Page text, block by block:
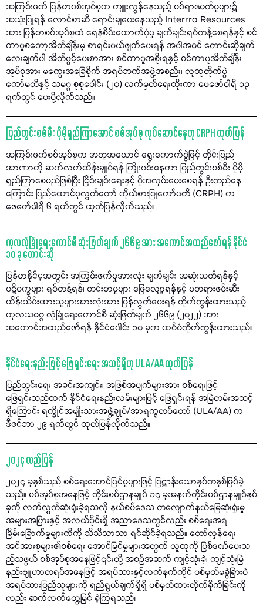
အကြမ်းဖက် မြန်မာစစ်အုပ်စုက ကျူးလွန်နေသည့် စစ်ရာဇဝတ်မှုများ၌
အသုံးပြုရန် လောင်စာဆီ ရောင်းချပေးနေသည့် Interrra Resources
အား မြန်မာစစ်အုပ်စုထံ ရေနံစိမ်းထောက်ပံ့မှု ချက်ချင်းရပ်တန့်စေရန်နှင့် စင်
ကာပူစတော့အိတ်ချိန်းမှ စာရင်းပယ်ဖျက်ပေးရန် အပါအဝင် တောင်းဆိုချက်
လေးချက်ပါ အိတ်ဖွင့်ပေးစာအား စင်ကာပူအစိုးရနှင့် စင်ကာပူအိတ်ချိန်း
အုပ်စုအား မကွေးအခြေစိုက် အရပ်ဘက်အဖွဲ့အစည်း၊ လူထုတိုက်ပွဲ
ကော်မတီနှင့် သမဂ္ဂ စုစုပေါင်း (၂၀) လက်မှတ်ရေးထိုးကာ ဖေဖော်ဝါရီ ၁၃
ရက်တွင် ပေးပို့လိုက်သည်။
ပြည်တွင်းစစ်မီး ပိုမိုရှည်ကြာအောင် စစ်အုပ်စု လုပ်ဆောင်နေဟု CRPH ထုတ်ပြန်
အကြမ်းဖက်စစ်အုပ်စုက အတုအယောင် ရွေးကောက်ပွဲဖြင့် တိုင်းပြည်
အာဏာကို ဆက်လက်ထိန်းချုပ်ရန် ကြိုးပမ်းနေကာ ပြည်တွင်းစစ်မီး ပိုမို
ရှည်ကြာစေမည်ဖြစ်ပြီး ငြိမ်းချမ်းရေးနှင့် ပိုအလှမ်းဝေးစေရန် ဦးတည်နေ
ကြောင်း ပြည်ထောင်စုလွှတ်တော် ကိုယ်စားပြုကော်မတီ (CRPH) က
ဖေဖော်ဝါရီ ၆ ရက်တွင် ထုတ်ပြန်လိုက်သည်။
ကုလလုံခြုံရေးကောင်စီ ဆုံးဖြတ်ချက် ၂၆၆၉ အား အကောင်အထည်ဖော်ရန် နိုင်ငံ
၁၀ ခု တောင်းဆို
မြန်မာနိုင်င့အတွင်း အကြမ်းဖက်မှုအားလုံး ချက်ချင်း အဆုံးသတ်ရန်နှင့်
ပဋိပက္ခများ ရပ်တန့်ရန်၊ တင်းမာမှုများ ဖြေလျှော့ရန်နှင့် မတရားဖမ်းဆီး
ထိန်းသိမ်းထားသူများအားလုံးအား ပြန်လွှတ်ပေးရန် တိုက်တွန်းထားသည့်
ကုလသမဂ္ဂ လုံခြုံရေးကောင်စီ ဆုံးဖြတ်ချက် ၂၆၆၉ (၂၀၂၂) အား
အကောင်အထည်ဖော်ရန် နိုင်ငံပေါင်း ၁၀ ခုက ထပ်မံတိုက်တွန်းထားသည်။
နိုင်ငံရေးနည်းဖြင့် ဖြေရှင်းရေး အသင့်ရှိဟု ULA/AA ထုတ်ပြန်
ပြည်တွင်းရေး အခင်းအကျင်း၊ အဖြစ်အပျက်များအား စစ်ရေးဖြင့်
ဖြေရှင်းသည်ထက် နိုင်ငံရေးနည်းလမ်းများဖြင့် ဖြေရှင်းရန် အမြဲတမ်းအသင့်
ရှိကြောင်း ရက္ခိုင်အမျိုးသားအဖွဲ့ချုပ်/အာရက္ခတပ်တော် (ULA/AA) က
ဒီဇင်ဘာ ၂၉ ရက်တွင် ထုတ်ပြန်လိုက်သည်။
၂၀၂၄ လည်ပြန်
၂၀၂၄ ခုနှစ်သည် စစ်ရေးအောင်မြင်မှုများဖြင့် ပြဋ္ဌာန်းသောနှစ်တနှစ်ဖြစ်ခဲ့
သည်။ စစ်အုပ်စုအနေဖြင့် တိုင်းစစ်ဌာနချုပ် ၁၄ ခုအနက်တိုင်းစစ်ဌာနချုပ်နှစ်
ခုကို လက်လွှတ်ဆုံးရှုံးခဲ့ရသလို နယ်စပ်ဒေသ တလျောက်နယ်မြေဆုံးရှုံးမှု
အများအပြားနှင့် အလယ်ပိုင်းရှိ အညာဒေသတွင်လည်း စစ်ရေးအရ
ခြိမ်းခြောက်မှုများကိကို သိသိသာသာ ရင်ဆိုင်ခဲ့ရသည်။ တော်လှန်ရေး
အင်အားစုများ၏စစ်ရေး အောင်မြင်မှုများအတွက် လူထုကို ပြစ်ဒဏ်ပေးသ
ည့်သဖွယ် စစ်အုပ်စုအနေဖြင့်၎င်းတို့ အစဉ်အဆက် ကျင့်သုံးခဲ့၊ ကျင့်သုံးမြဲ
နည်းဗျူဟာတရပ်အနေဖြင့် အရပ်သားနှင့်လက်နက်ကိုင် ပစ်မှတ်မခွဲခြားပဲ
အရပ်သားပြည်သူများကို ရည်ရွယ်ချက်ရှိရှိ ပစ်မှတ်ထားတိုက်ခိုက်ခြင်းကို
လည်း ဆက်လက်တွေ့မြင် ခဲ့ကြရသည်။